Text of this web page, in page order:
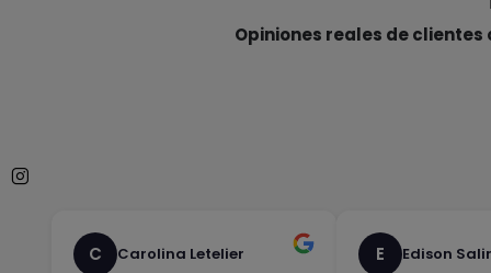
Opiniones reales de
C Carolina Letelier E Edison